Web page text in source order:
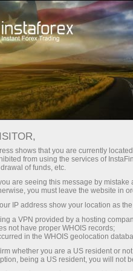
Con InstaForex
competitivas:
hasta 1:5000,
spreads y
mercado, así
atractivas para
acciones e índices.
Spreads mínimos
Bono del 30%
en cada depósito
Velocidad
en el trading y en
shows that you are currently
from using the services of
of funds, etc.
are seeing this message by
you must leave the website in
IP address show your location as
a VPN provided by a hosting
not have proper WHOIS records;
in the WHOIS geolocation
whether you are a US resident or
being a US resident, you will not